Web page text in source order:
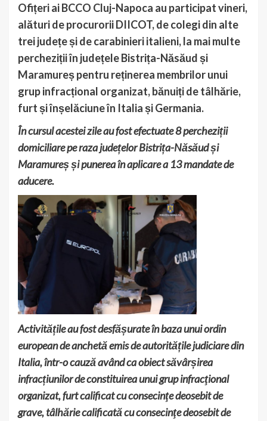
Ofițeri ai BCCO Cluj-Napoca au participat vineri,
alături de procurorii DIICOT, de colegi din alte
trei județe și de carabinieri italieni, la mai multe
percheziții în județele Bistrița-Năsăud și
Maramureș pentru reținerea membrilor unui
grup infracțional organizat, bănuiți de tâlhărie,
furt și înșelăciune în Italia și Germania.
În cursul acestei zile au fost efectuate 8 percheziții
domiciliare pe raza județelor Bistrița-Năsăud și
Maramureș și punerea în aplicare a 13 mandate de
aducere.
Activitățile au fost desfășurate în baza unui ordin
european de anchetă emis de autoritățile judiciare din
Italia, într-o cauză având ca obiect săvârșirea
infracțiunilor de constituirea unui grup infracţional
organizat, furt calificat cu consecinţe deosebit de
grave, tâlhărie calificată cu consecinţe deosebit de